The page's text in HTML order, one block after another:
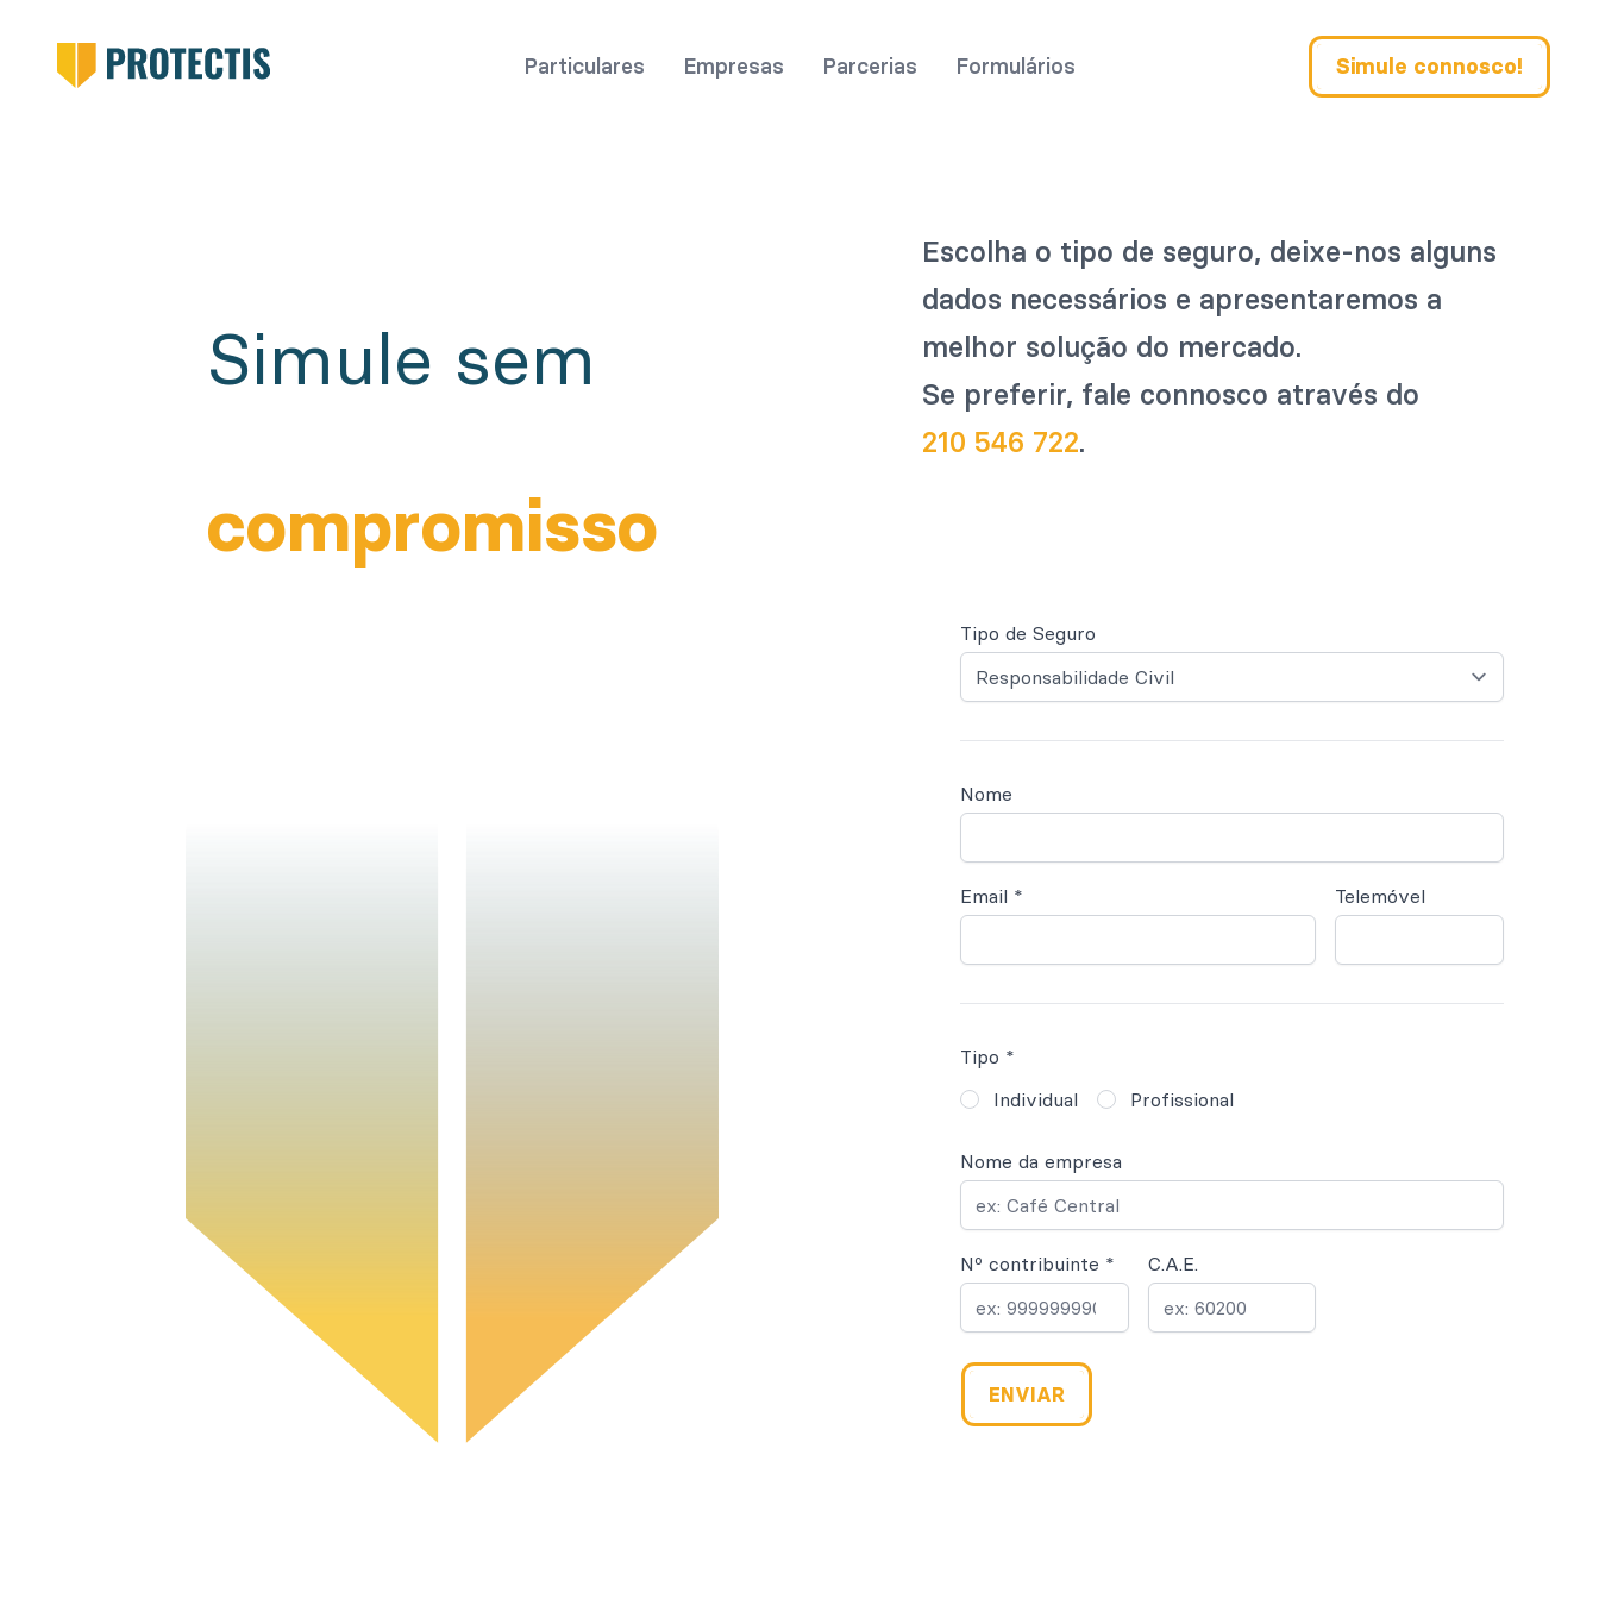
Particulares Empresas Parcerias Formulários Simule connosco!
Simule sem
compromisso
Escolha o tipo de seguro, deixe-nos alguns
dados necessários e apresentaremos a
melhor solução do mercado.
Se preferir, fale connosco através do
.
Tipo de Seguro
Nome
Email * Telemóvel
Tipo *
Individual
Profissional
Nome da empresa
Nº contribuinte * C.A.E.
ENVIAR